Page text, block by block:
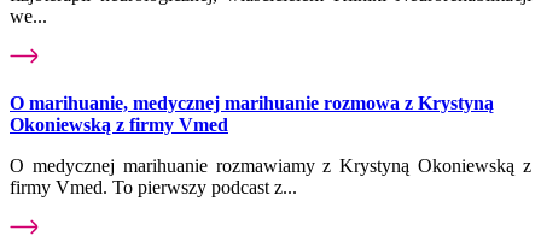
we...
O marihuanie, medycznej marihuanie rozmowa z Krystyną
Okoniewską z firmy Vmed
O medycznej marihuanie rozmawiamy z Krystyną Okoniewską z
firmy Vmed. To pierwszy podcast z...